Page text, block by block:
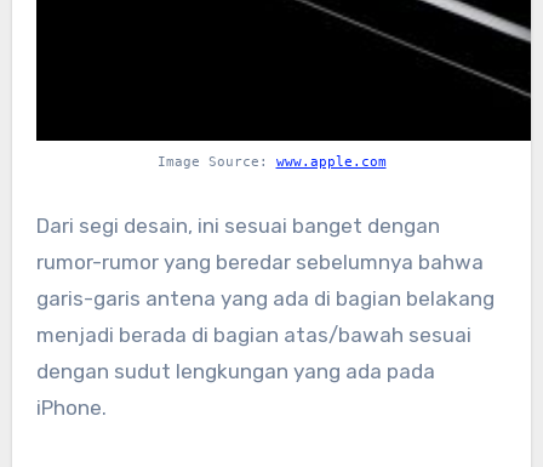
Image Source: www.apple.com
Dari segi desain, ini sesuai banget dengan
rumor-rumor yang beredar sebelumnya bahwa
garis-garis antena yang ada di bagian belakang
menjadi berada di bagian atas/bawah sesuai
dengan sudut lengkungan yang ada pada
iPhone.